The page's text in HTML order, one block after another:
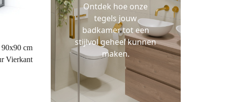
90x90 cm
Vierkant
Ontdek hoe onze
tegels jouw
badkamer tot een
stijlvol geheel kunnen
maken.